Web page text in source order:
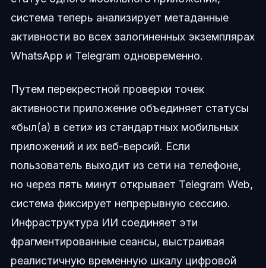
система теперь анализирует метаданные
активности во всех залогиненных экземплярах
WhatsApp и Telegram одновременно.
Путем перекрестной проверки точек
активности приложение объединяет статусы
«был(а) в сети» из стандартных мобильных
приложений и их веб-версий. Если
пользователь выходит из сети на телефоне,
но через пять минут открывает Telegram Web,
система фиксирует непрерывную сессию.
Инфраструктура ИИ соединяет эти
фрагментированные сеансы, выстраивая
реалистичную временную шкалу цифровой